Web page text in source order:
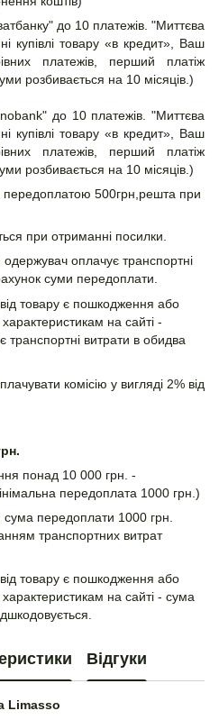
до 10 платежів. "Миттєва
купівлі товару «в кредит», Ваш
платежів, перший платіж
розбивається на 10 місяців.)
до 10 платежів. "Миттєва
купівлі товару «в кредит», Ваш
платежів, перший платіж
розбивається на 10 місяців.)
500грн,решта при
при отриманні посилки.
одержувач оплачує транспортні
суми передоплати.
товару є пошкодження або
характеристикам на сайті -
транспортні витрати в обидва
комісію у вигляді 2% від
понад 10 000 грн. -
передоплата 1000 грн.)
сума передоплати 1000 грн.
транспортних витрат
товару є пошкодження або
характеристикам на сайті - сума
Відгуки
Limasso